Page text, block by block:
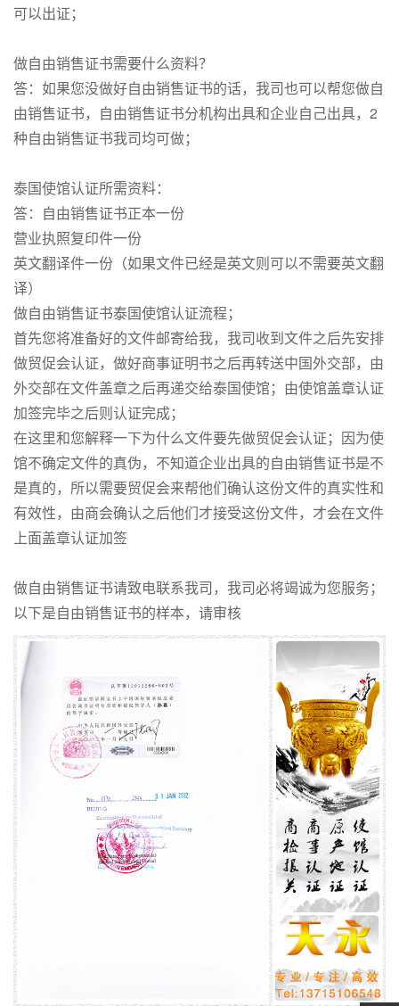
可以出证；
做自由销售证书需要什么资料？
答：如果您没做好自由销售证书的话，我司也可以帮您做自
由销售证书，自由销售证书分机构出具和企业自己出具，2
种自由销售证书我司均可做；
泰国使馆认证所需资料：
答：自由销售证书正本一份
营业执照复印件一份
英文翻译件一份（如果文件已经是英文则可以不需要英文翻
译）
做自由销售证书泰国使馆认证流程；
首先您将准备好的文件邮寄给我，我司收到文件之后先安排
做贸促会认证，做好商事证明书之后再转送中国外交部，由
外交部在文件盖章之后再递交给泰国使馆；由使馆盖章认证
加签完毕之后则认证完成；
在这里和您解释一下为什么文件要先做贸促会认证；因为使
馆不确定文件的真伪，不知道企业出具的自由销售证书是不
是真的，所以需要贸促会来帮他们确认这份文件的真实性和
有效性，由商会确认之后他们才接受这份文件，才会在文件
上面盖章认证加签
做自由销售证书请致电联系我司，我司必将竭诚为您服务；
以下是自由销售证书的样本，请审核